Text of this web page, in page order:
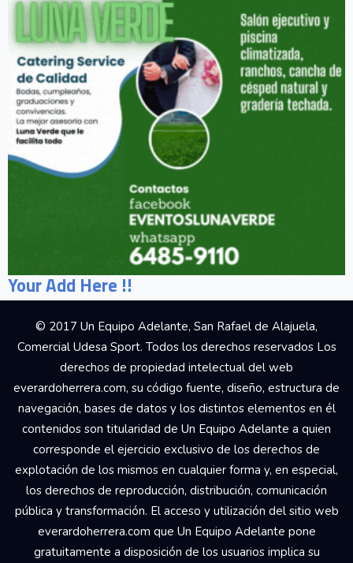
Your Add Here !!
© 2017 Un Equipo Adelante, San Rafael de Alajuela,
Comercial Udesa Sport. Todos los derechos reservados Los
derechos de propiedad intelectual del web
everardoherrera.com, su código fuente, diseño, estructura de
navegación, bases de datos y los distintos elementos en él
contenidos son titularidad de Un Equipo Adelante a quien
corresponde el ejercicio exclusivo de los derechos de
explotación de los mismos en cualquier forma y, en especial,
los derechos de reproducción, distribución, comunicación
pública y transformación. El acceso y utilización del sitio web
everardoherrera.com que Un Equipo Adelante pone
gratuitamente a disposición de los usuarios implica su